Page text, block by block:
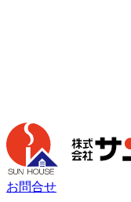
お問合せ